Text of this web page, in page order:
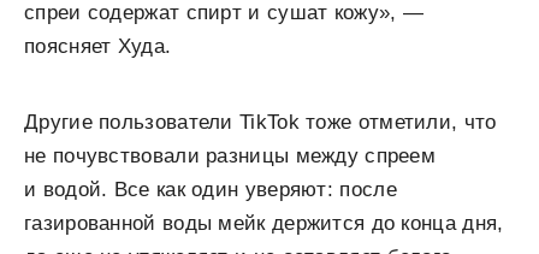
спреи содержат спирт и сушат кожу», —
поясняет Худа.
Другие пользователи TikTok тоже отметили, что
не почувствовали разницы между спреем
и водой. Все как один уверяют: после
газированной воды мейк держится до конца дня,